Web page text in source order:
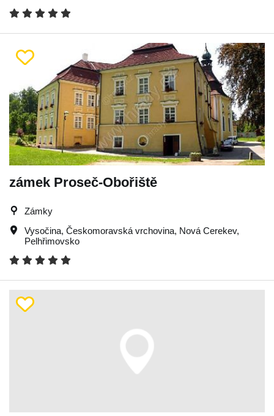
zámek Proseč-Obořiště
Zámky
Vysočina, Českomoravská vrchovina, Nová Cerekev,
Pelhřimovsko